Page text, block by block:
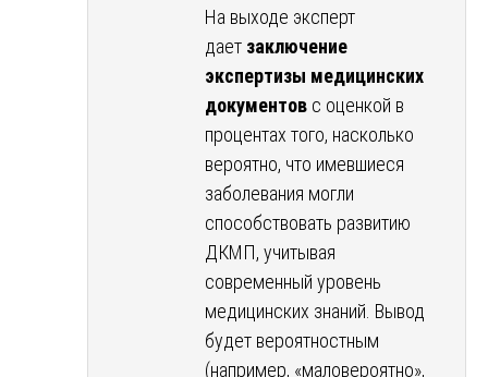
На выходе эксперт
дает заключение
экспертизы медицинских
документов с оценкой в
процентах того, насколько
вероятно, что имевшиеся
заболевания могли
способствовать развитию
ДКМП, учитывая
современный уровень
медицинских знаний. Вывод
будет вероятностным
(например, «маловероятно»,